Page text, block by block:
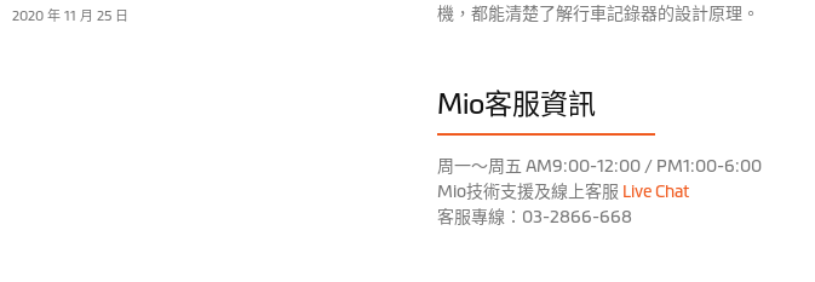
2020 年 11 月 25 日
機，都能清楚了解行車記錄器的設計原理。
Mio客服資訊
周一～周五 AM9:00-12:00 / PM1:00-6:00
Mio技術支援及線上客服 Live Chat
客服專線：03-2866-668